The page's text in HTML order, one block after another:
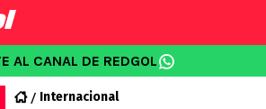
AL CANAL DE REDGOL
Internacional